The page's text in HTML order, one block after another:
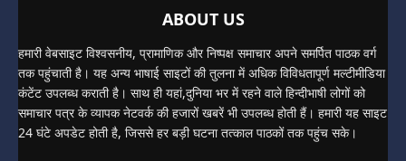
ABOUT US
हमारी वेबसाइट विश्वसनीय, प्रामाणिक और निष्पक्ष समाचार अपने समर्पित पाठक वर्ग
तक पहुंचाती है। यह अन्य भाषाई साइटों की तुलना में अधिक विविधतापूर्ण मल्टीमीडिया
कंटेंट उपलब्ध कराती है। साथ ही यहां,दुनिया भर में रहने वाले हिन्दीभाषी लोगों को
समाचार पत्र के व्यापक नेटवर्क की हजारों खबरें भी उपलब्ध होती हैं। हमारी यह साइट
24 घंटे अपडेट होती है, जिससे हर बड़ी घटना तत्काल पाठकों तक पहुंच सके।